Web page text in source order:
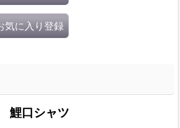
気に入り登録
口シャツ